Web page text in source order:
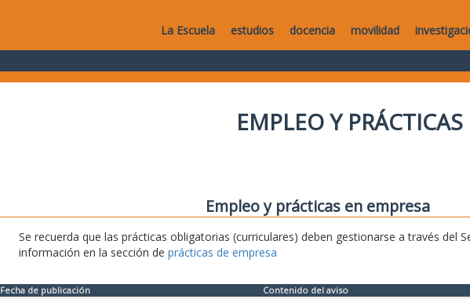
La Escuela estudios docencia movilidad
EMPLEO Y
Empleo y prácticas en empresa
Se recuerda que las prácticas obligatorias (curriculares) deben gestionarse a través del
información en la sección de prácticas de empresa
Fecha de publicación Contenido del aviso